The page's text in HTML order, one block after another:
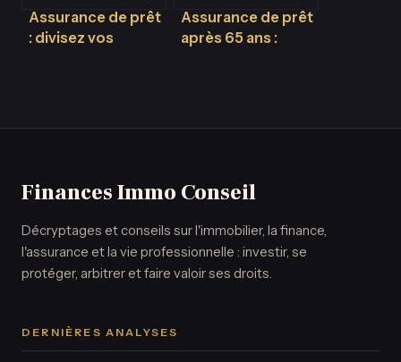
Assurance de prêt
: divisez vos
Assurance de prêt
après 65 ans :
Finances Immo Conseil
Décryptages et conseils sur l'immobilier, la finance,
l'assurance et la vie professionnelle : investir, se
protéger, arbitrer et faire valoir ses droits.
DERNIÈRES ANALYSES